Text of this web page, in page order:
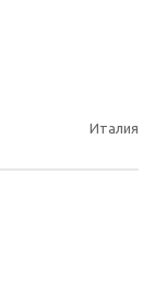
Италия